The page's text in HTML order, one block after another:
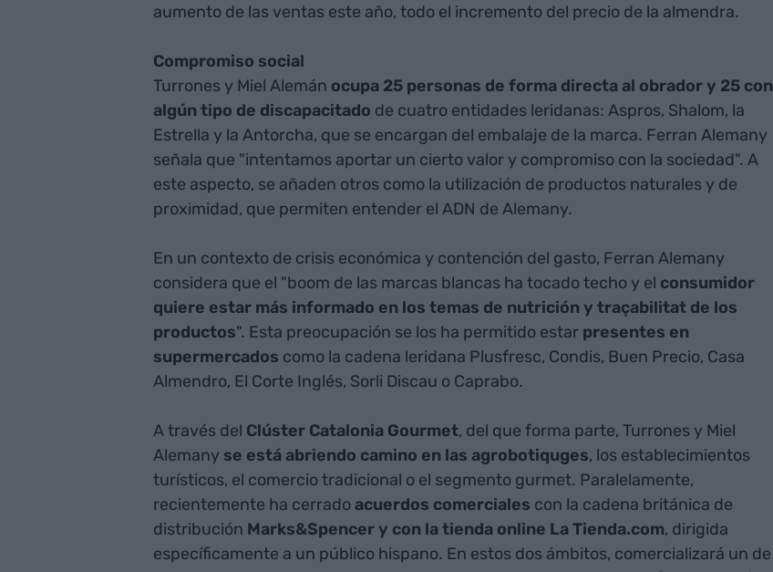
aumento de las ventas este año, todo el incremento del precio de la almendra.
Compromiso social
Turrones y Miel Alemán ocupa 25 personas de forma directa al obrador y 25 con
algún tipo de discapacitado de cuatro entidades leridanas: Aspros, Shalom, la
Estrella y la Antorcha, que se encargan del embalaje de la marca. Ferran Alemany
señala que "intentamos aportar un cierto valor y compromiso con la sociedad". A
este aspecto, se añaden otros como la utilización de productos naturales y de
proximidad, que permiten entender el ADN de Alemany.
En un contexto de crisis económica y contención del gasto, Ferran Alemany
considera que el "boom de las marcas blancas ha tocado techo y el consumidor
quiere estar más informado en los temas de nutrición y traçabilitat de los
productos". Esta preocupación se los ha permitido estar presentes en
supermercados como la cadena leridana Plusfresc, Condis, Buen Precio, Casa
Almendro, El Corte Inglés, Sorli Discau o Caprabo.
A través del Clúster Catalonia Gourmet, del que forma parte, Turrones y Miel
Alemany se está abriendo camino en las agrobotiquges, los establecimientos
turísticos, el comercio tradicional o el segmento gurmet. Paralelamente,
recientemente ha cerradoacuerdos comerciales con la cadena británica de
distribución Marks&Spencer y con la tienda online La Tienda.com, dirigida
específicamente a un público hispano. En estos dos ámbitos, comercializará un de